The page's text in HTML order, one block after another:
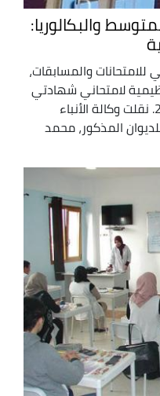
والبكالوريا:
والمسابقات،
لامتحاني شهادتي
المتوسط والبكالوريا 2024. نقلت وكالة الأنباء
المذكور، محمد